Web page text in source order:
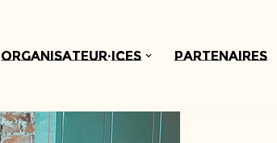
Organisateur·ices Partenaires